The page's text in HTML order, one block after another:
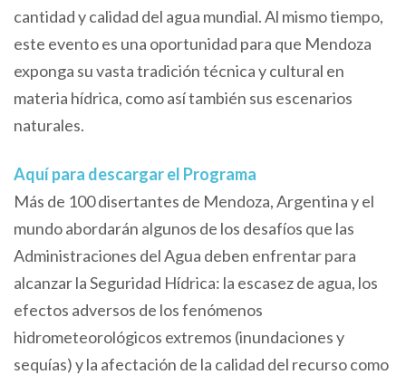
cantidad y calidad del agua mundial. Al mismo tiempo,
este evento es una oportunidad para que Mendoza
exponga su vasta tradición técnica y cultural en
materia hídrica, como así también sus escenarios
naturales.
Aquí para descargar el Programa
Más de 100 disertantes de Mendoza, Argentina y el
mundo abordarán algunos de los desafíos que las
Administraciones del Agua deben enfrentar para
alcanzar la Seguridad Hídrica: la escasez de agua, los
efectos adversos de los fenómenos
hidrometeorológicos extremos (inundaciones y
sequías) y la afectación de la calidad del recurso como